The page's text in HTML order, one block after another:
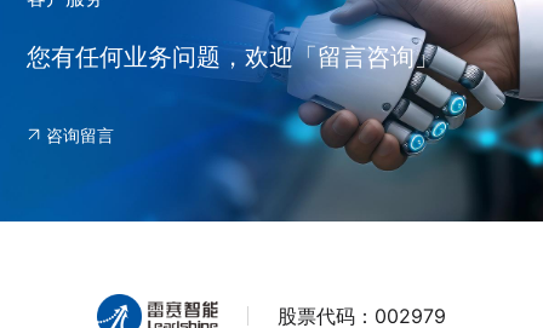
您有任何业务问题，欢迎「留言咨询」
咨询留言
股票代码： 002979